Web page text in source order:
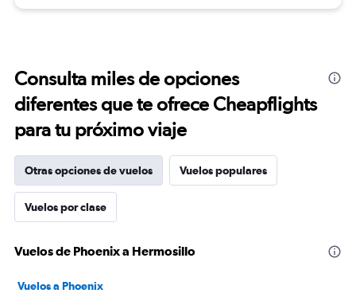
Consulta miles de opciones
diferentes que te ofrece Cheapflights
para tu próximo viaje
Otras opciones de vuelos Vuelos populares
Vuelos por clase
Vuelos de Phoenix a Hermosillo
Vuelos a Phoenix